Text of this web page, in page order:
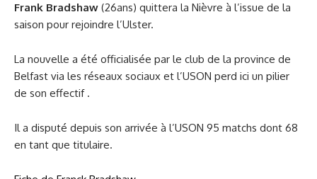
Frank Bradshaw (26ans) quittera la Nièvre à l’issue de la
saison pour rejoindre l’Ulster.
La nouvelle a été officialisée par le club de la province de
Belfast via les réseaux sociaux et l’USON perd ici un pilier
de son effectif .
Il a disputé depuis son arrivée à l’USON 95 matchs dont 68
en tant que titulaire.